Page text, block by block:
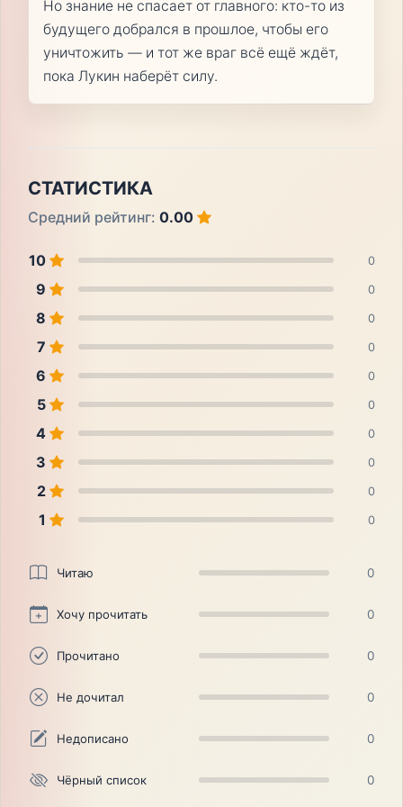
Но знание не спасает от главного: кто-то из
будущего добрался в прошлое, чтобы его
уничтожить — и тот же враг всё ещё ждёт,
пока Лукин наберёт силу.
СТАТИСТИКА
Средний рейтинг: 0.00
10 0
9 0
8 0
7 0
6 0
5 0
4 0
3 0
2 0
1 0
Читаю 0
Хочу прочитать 0
Прочитано 0
Не дочитал 0
Недописано 0
Чёрный список 0